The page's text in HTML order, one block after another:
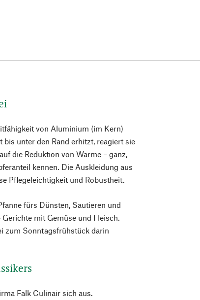
von Aluminium (im Kern)
unter den Rand erhitzt, reagiert sie
die Reduktion von Wärme – ganz,
kennen. Die Auskleidung aus
Pflegeleichtigkeit und Robustheit.
fürs Dünsten, Sautieren und
mit Gemüse und Fleisch.
zum Sonntagsfrühstück darin
Falk Culinair sich aus.